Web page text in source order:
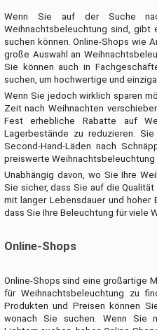
Wenn Sie auf der Suche
Weihnachtsbeleuchtung sind, gibt
suchen können. Online-Shops wie
große Auswahl an
Sie können auch in
suchen, um hochwertige und
Wenn Sie jedoch wirklich sparen
Zeit nach Weihnachten
Fest erhebliche Rabatte auf
Lagerbestände zu reduzieren.
Second-Hand-Läden nach
preiswerte Weihnachtsbeleuchtung
Unabhängig davon, wo Sie Ihre
Sie sicher, dass Sie auf die
mit langer Lebensdauer und hoher
dass Sie Ihre Beleuchtung für viele
Online-Shops
Online-Shops sind eine großartige
für Weihnachtsbeleuchtung zu
Produkten und Preisen können
wonach Sie suchen. Wenn Sie